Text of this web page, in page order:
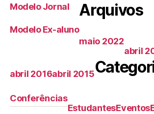
Modelo Jornal
Modelo Ex-aluno
Arquivos
maio 2022
abril
abril 2016abril 2015
Conferências
EstudantesEventos